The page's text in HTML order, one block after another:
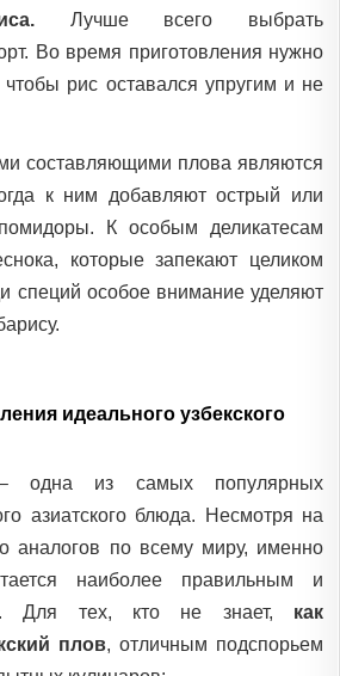
Лучше всего выбрать
Во время приготовления нужно
чтобы рис оставался упругим и не
составляющими плова являются
к ним добавляют острый или
К особым деликатесам
которые запекают целиком
специй особое внимание уделяют
идеального узбекского
одна из самых популярных
азиатского блюда. Несмотря на
аналогов по всему миру, именно
наиболее правильным и
Для тех, кто не знает, как
плов, отличным подспорьем